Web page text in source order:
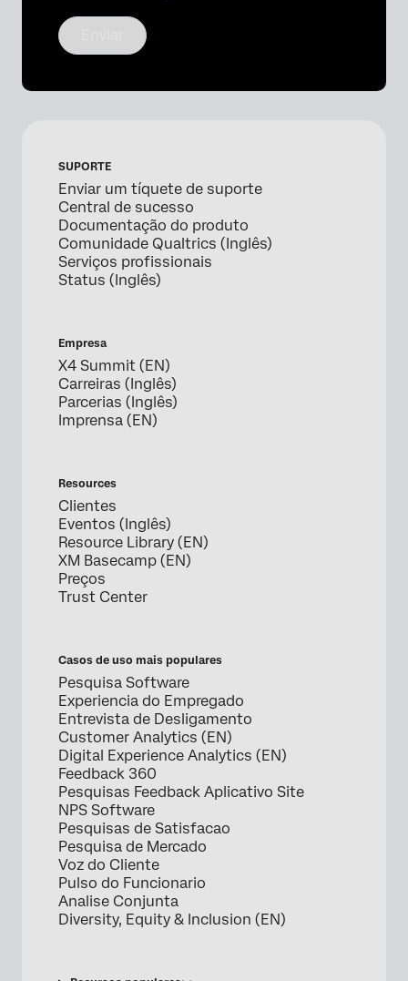
SUPORTE
Enviar um tíquete de suporte
Central de sucesso
Documentação do produto
Comunidade Qualtrics (Inglês)
Serviços profissionais
Status (Inglês)
Empresa
X4 Summit (EN)
Carreiras (Inglês)
Parcerias (Inglês)
Imprensa (EN)
Resources
Clientes
Eventos (Inglês)
Resource Library (EN)
XM Basecamp (EN)
Preços
Trust Center
Casos de uso mais populares
Pesquisa Software
Experiencia do Empregado
Entrevista de Desligamento
Customer Analytics (EN)
Digital Experience Analytics (EN)
Feedback 360
Pesquisas Feedback Aplicativo Site
NPS Software
Pesquisas de Satisfacao
Pesquisa de Mercado
Voz do Cliente
Pulso do Funcionario
Analise Conjunta
Diversity, Equity & Inclusion (EN)